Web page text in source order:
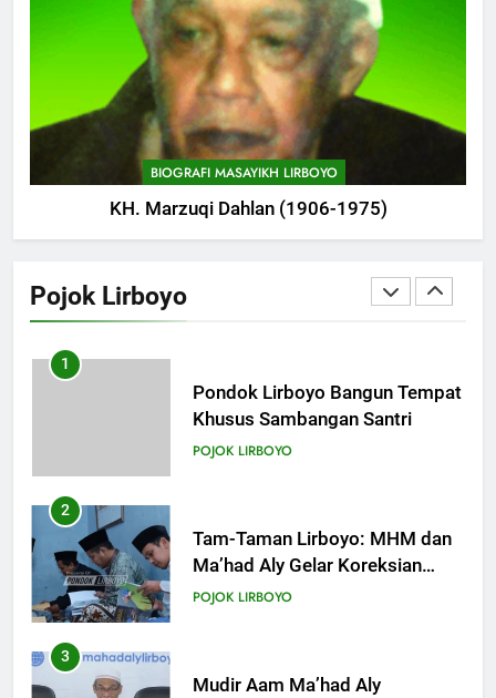
BIOGRAFI MASAYIKH LIRBOYO
KH. Marzuqi Dahlan (1906-1975)
Pojok Lirboyo
POJOK LIRBOYO
Silaturahi dan Istighosah
Bersama Kapolda Jawa Timur
POJOK LIRBOYO
Pondok Lirboyo Bangun Tempat
Khusus Sambangan Santri
2
Tam-Taman Lirboyo: MHM dan
Ma’had Aly Gelar Koreksian
Kitab Semester Ganjil
POJOK LIRBOYO
3
Mudir Aam Ma’had Aly
Sampaikan Pentingnya
Mempelajari Ilmu Hadis Dalam
POJOK LIRBOYO
4
Dauroh Ilmiah Ma’had Aly